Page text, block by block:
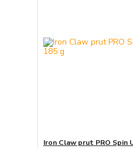
Iron Claw prut PRO Spin